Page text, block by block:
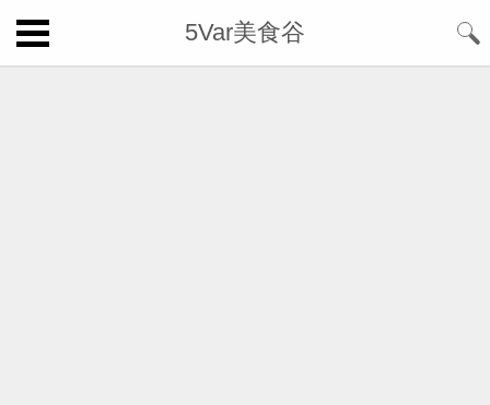
5Var美食谷